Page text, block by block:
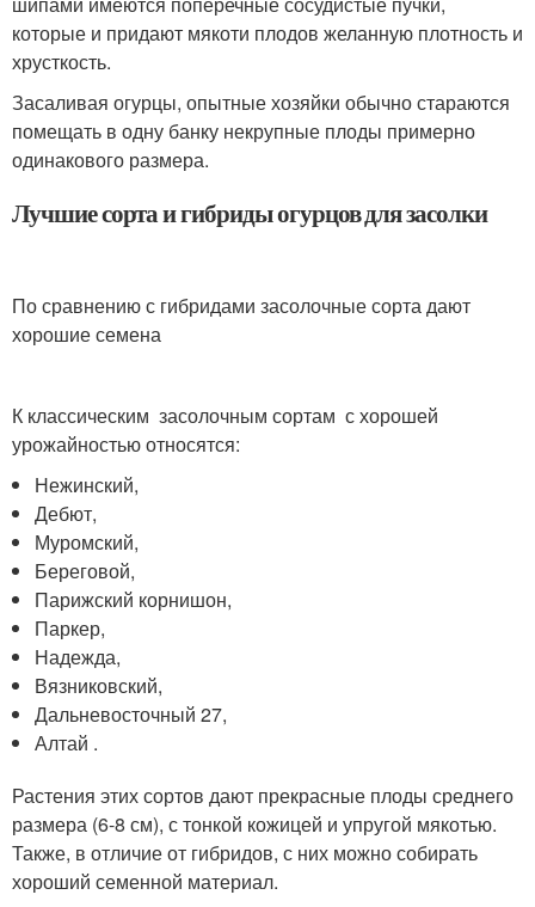
которые и придают мякоти плодов желанную плотность и
хрусткость.
Засаливая огурцы, опытные хозяйки обычно стараются
помещать в одну банку некрупные плоды примерно
одинакового размера.
Лучшие сорта и гибриды огурцов для засолки
По сравнению с гибридами засолочные сорта дают
хорошие семена
К классическим засолочным сортам с хорошей
урожайностью относятся:
Нежинский,
Дебют,
Муромский,
Береговой,
Парижский корнишон,
Паркер,
Надежда,
Вязниковский,
Дальневосточный 27,
Алтай .
Растения этих сортов дают прекрасные плоды среднего
размера (6-8 см), с тонкой кожицей и упругой мякотью.
Также, в отличие от гибридов, с них можно собирать
хороший семенной материал.